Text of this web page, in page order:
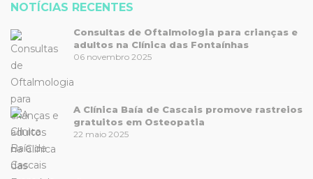
NOTÍCIAS RECENTES
Consultas de Oftalmologia para crianças e
adultos na Clínica das Fontaínhas
06 novembro 2025
A Clínica Baía de Cascais promove rastreios
gratuitos em Osteopatia
22 maio 2025